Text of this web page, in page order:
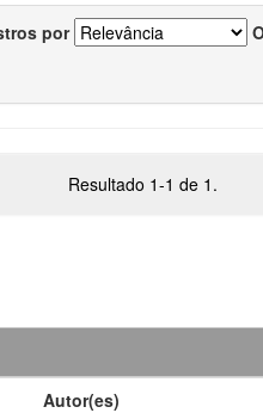
por
Resultado 1-1 de 1.
Autor(es)